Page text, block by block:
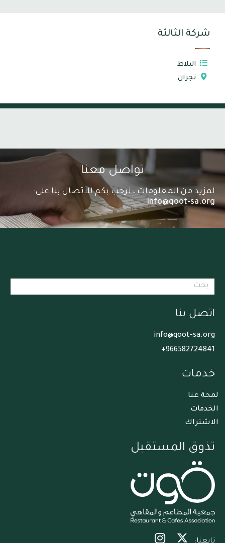
شركة الثالثة
البلاط
نجران
تواصل معنا
لمزيد من المعلومات ، نرحب بكم للاتصال بنا على:
info@qoot-sa.org
اتصل بنا
info@qoot-sa.org
966582724841+
خدمات
لمحة عنا
الخدمات
الاشتراك
تذوق المستقبل
تابعنا: